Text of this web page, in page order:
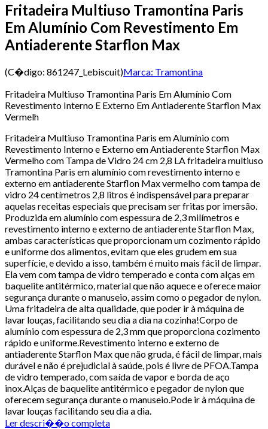
Fritadeira Multiuso Tramontina Paris
Em Alumínio Com Revestimento Em
Antiaderente Starflon Max
(C�digo: 861247_Lebiscuit)Marca: Tramontina
Fritadeira Multiuso Tramontina Paris Em Alumínio Com
Revestimento Interno E Externo Em Antiaderente Starflon Max
Vermelh
Fritadeira Multiuso Tramontina Paris em Alumínio com
Revestimento Interno e Externo em Antiaderente Starflon Max
Vermelho com Tampa de Vidro 24 cm 2,8 LA fritadeira multiuso
Tramontina Paris em alumínio com revestimento interno e
externo em antiaderente Starflon Max vermelho com tampa de
vidro 24 centímetros 2,8 litros é indispensável para preparar
aquelas receitas especiais que precisam ser fritas por imersão.
Produzida em alumínio com espessura de 2,3 milímetros e
revestimento interno e externo de antiaderente Starflon Max,
ambas características que proporcionam um cozimento rápido
e uniforme dos alimentos, evitam que eles grudem em sua
superfície, e devido a isso, também é muito mais fácil de limpar.
Ela vem com tampa de vidro temperado e conta com alças em
baquelite antitérmico, material que não aquece e oferece maior
segurança durante o manuseio, assim como o pegador de nylon.
Uma fritadeira de alta qualidade, que poder ir à máquina de
lavar louças, facilitando seu dia a dia na cozinha!Corpo de
alumínio com espessura de 2,3 mm que proporciona cozimento
rápido e uniforme.Revestimento interno e externo de
antiaderente Starflon Max que não gruda, é fácil de limpar, mais
durável e não é prejudicial à saúde, pois é livre de PFOA.Tampa
de vidro temperado, com saída de vapor e borda de aço
inox.Alças de baquelite antitérmico e pegador de nylon que
oferecem segurança durante o manuseio.Pode ir à máquina de
lavar louças facilitando seu dia a dia.
Ler descri��o completa